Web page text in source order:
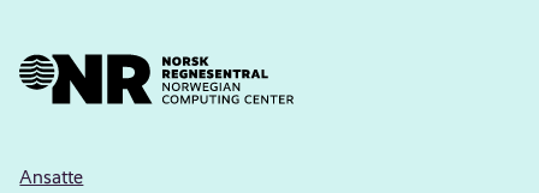
Ansatte